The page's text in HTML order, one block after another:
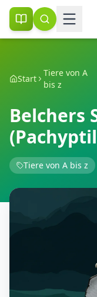
Start
Tiere von A
bis z
Belchers
Tiere von A bis z